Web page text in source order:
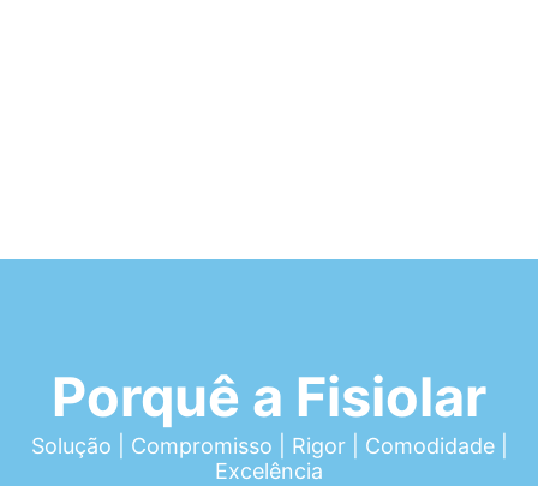
Porquê a Fisiolar
Solução | Compromisso | Rigor | Comodidade |
Excelência